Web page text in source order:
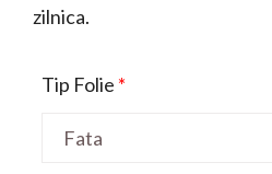
zilnica.
Tip Folie *